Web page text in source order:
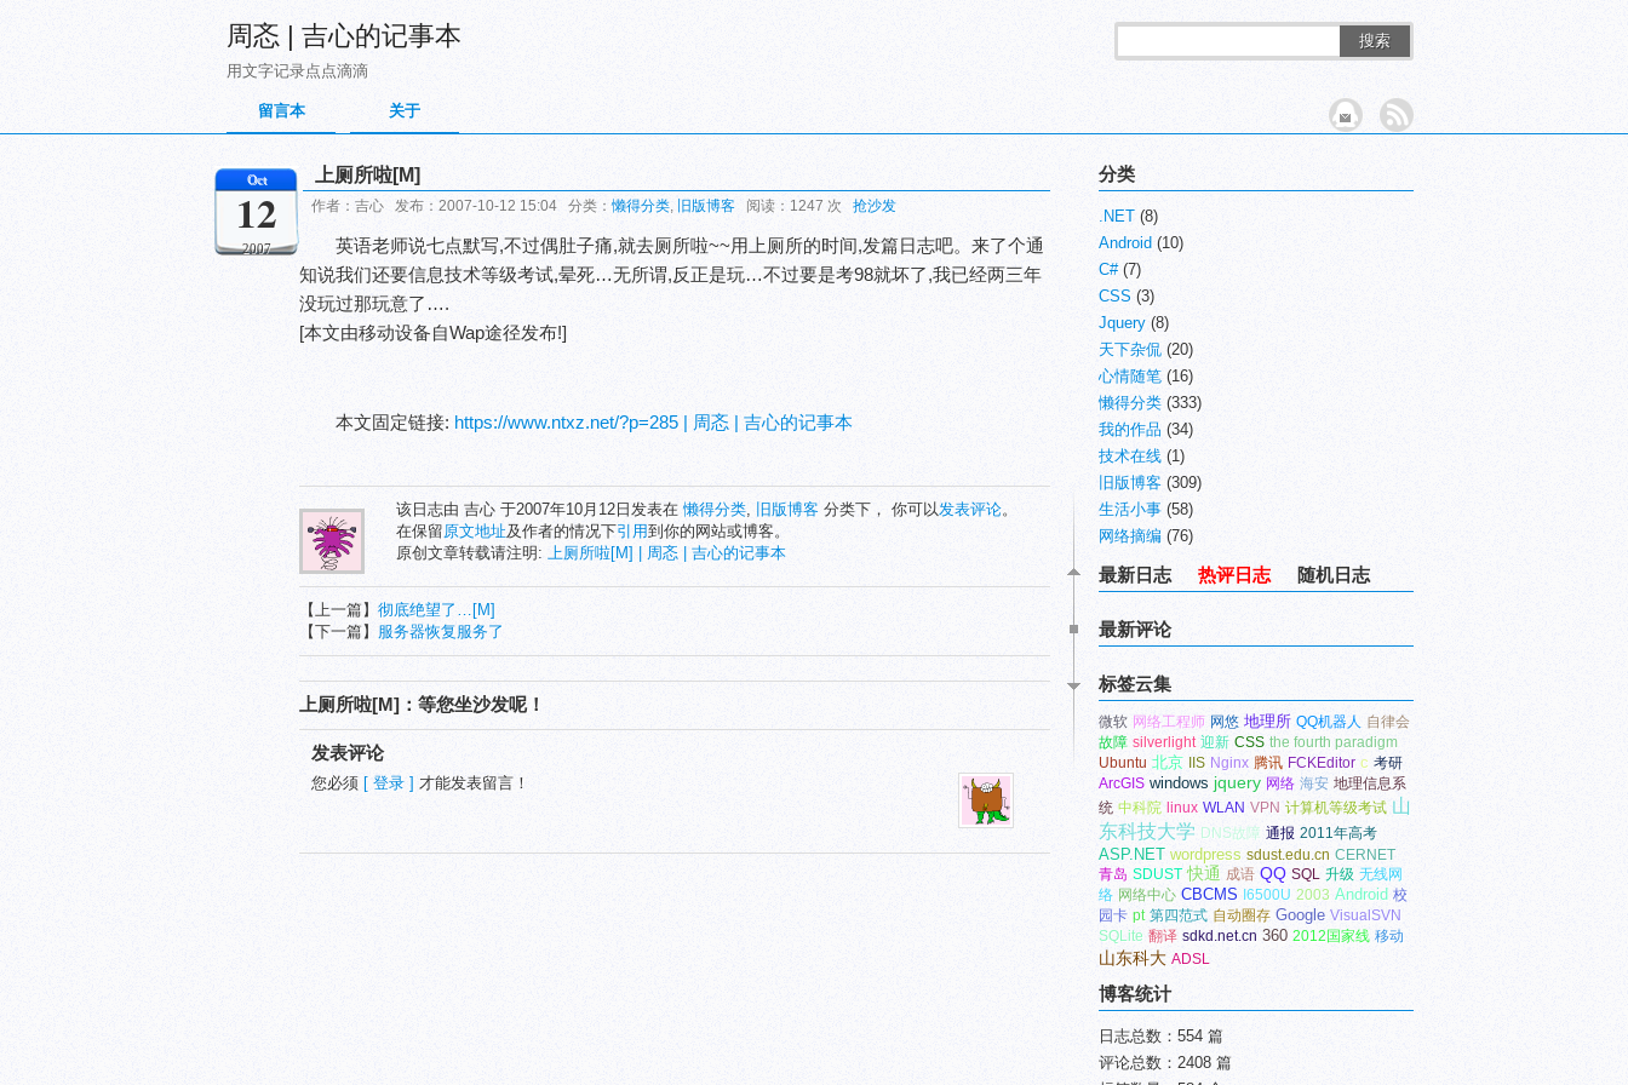
周忞 | 吉心的记事本
用文字记录点点滴滴
搜索
留言本 关于
Oct
12
2007
上厕所啦[M]
作者：吉心 发布：2007-10-12 15:04 分类：懒得分类, 旧版博客 阅读：1247 次 抢沙发
英语老师说七点默写,不过偶肚子痛,就去厕所啦~~用上厕所的时间,发篇日志吧。来了个通
知说我们还要信息技术等级考试,晕死…无所谓,反正是玩…不过要是考98就坏了,我已经两三年
没玩过那玩意了….
[本文由移动设备自Wap途径发布!]
本文固定链接: https://www.ntxz.net/?p=285 | 周忞 | 吉心的记事本
该日志由 吉心 于2007年10月12日发表在懒得分类, 旧版博客 分类下， 你可以发表评论。
在保留原文地址及作者的情况下引用到你的网站或博客。
原创文章转载请注明: 上厕所啦[M] | 周忞 | 吉心的记事本
【上一篇】 彻底绝望了…[M]
【下一篇】 服务器恢复服务了
上厕所啦[M]：等您坐沙发呢！
发表评论
您必须 [ 登录 ] 才能发表留言！
分类
.NET (8)
Android (10)
C#(7)
CSS (3)
Jquery (8)
天下杂侃 (20)
心情随笔 (16)
懒得分类 (333)
我的作品 (34)
技术在线 (1)
旧版博客 (309)
生活小事 (58)
网络摘编 (76)
最新日志 热评日志 随机日志
最新评论
标签云集
微软 网络工程师 网悠 地理所 QQ机器人 自律会
故障 silverlight 迎新 CSS the fourth paradigm
Ubuntu 北京 IIS Nginx 腾讯 FCKEditor c 考研
ArcGIS windows jquery 网络 海安 地理信息系
统 中科院 linux WLAN VPN 计算机等级考试 山
东科技大学 DNS故障 通报 2011年高考
ASP.NET wordpress sdust.edu.cn CERNET
青岛 SDUST 快通 成语 QQ SQL 升级 无线网
络 网络中心 CBCMS I6500U 2003 Android 校
园卡 pt 第四范式 自动圈存 Google VisualSVN
SQLite 翻译 sdkd.net.cn 360 2012国家线 移动
山东科大 ADSL
博客统计
日志总数：554 篇
评论总数：2408 篇